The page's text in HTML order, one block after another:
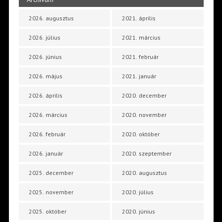
2026. augusztus
2026. július
2026. június
2026. május
2026. április
2026. március
2026. február
2026. január
2025. december
2025. november
2025. október
2021. április
2021. március
2021. február
2021. január
2020. december
2020. november
2020. október
2020. szeptember
2020. augusztus
2020. július
2020. június